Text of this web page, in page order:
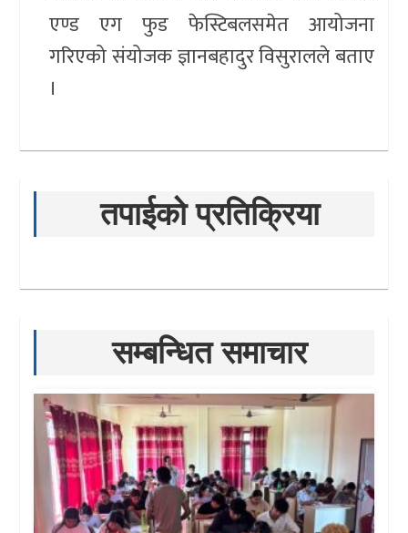
एण्ड एग फुड फेस्टिबलसमेत आयोजना
गरिएको संयोजक ज्ञानबहादुर विसुरालले बताए
।
तपाईको प्रतिक्रिया
सम्बन्धित समाचार